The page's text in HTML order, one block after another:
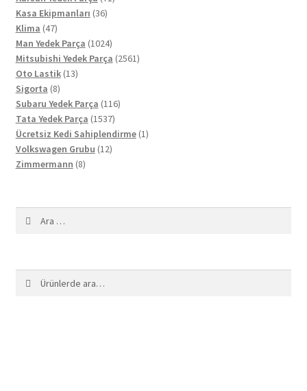
Kasa Ekipmanları 3636
Klima 4747
ürün
Man Yedek Parça 10241024
ürün
Mitsubishi Yedek Parça 25612561
Oto Lastik 1313
Sigorta 88
ürün
Subaru Yedek Parça 116116
Tata Yedek Parça 15371537
ürün
Ücretsiz Kedi Sahiplendirme 11
Volkswagen Grubu 1212
Zimmermann 88